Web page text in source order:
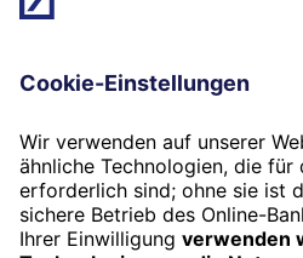
Folgen Sie uns